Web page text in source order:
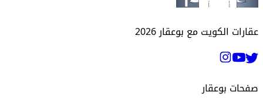
عقارات الكويت مع بوعقار2026
صفحات بوعقار